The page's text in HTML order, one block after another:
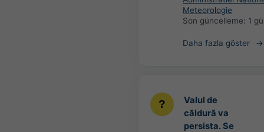
Meteorologie
Son güncelleme: 1
Daha fazla göster
Valul de
căldură va
persista. Se